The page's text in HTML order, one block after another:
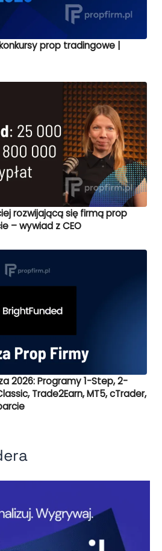
prop tradingowe |
rozwijającą się firmą prop
– wywiad z CEO
2026: Programy 1-Step, 2-
Trade2Earn, MT5, cTrader,